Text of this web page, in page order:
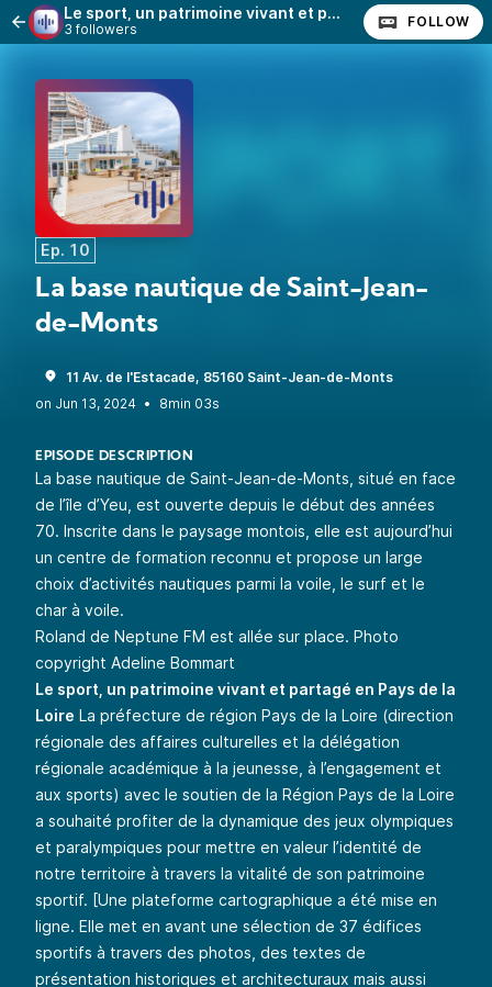
Le sport, un patrimoine vivant et partagé en Pays de la Loire
3 followers FOLLOW
Ep. 10
La base nautique de Saint-Jean-
de-Monts
11 Av. de l'Estacade, 85160 Saint-Jean-de-Monts
•
8min 03s
EPISODE DESCRIPTION
La base nautique de Saint-Jean-de-Monts, situé en face
de l’île d’Yeu, est ouverte depuis le début des années
70. Inscrite dans le paysage montois, elle est aujourd’hui
un centre de formation reconnu et propose un large
choix d’activités nautiques parmi la voile, le surf et le
char à voile.
Roland de Neptune FM est allée sur place. Photo
copyright Adeline Bommart
Le sport, un patrimoine vivant et partagé en Pays de la
Loire La préfecture de région Pays de la Loire (direction
régionale des affaires culturelles et la délégation
régionale académique à la jeunesse, à l’engagement et
aux sports) avec le soutien de la Région Pays de la Loire
a souhaité profiter de la dynamique des jeux olympiques
et paralympiques pour mettre en valeur l’identité de
notre territoire à travers la vitalité de son patrimoine
sportif. [Une plateforme cartographique a été mise en
ligne. Elle met en avant une sélection de 37 édifices
sportifs à travers des photos, des textes de
présentation historiques et architecturaux mais aussi